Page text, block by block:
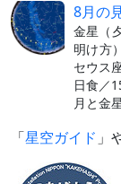
8月の
金星（
明け方
セウス
日食／
月と金
「星空ガイド 」